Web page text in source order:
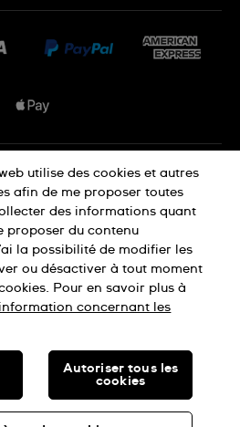
de confidentialité
les cookies
d'utilisation
SWISS MADE
DROITS RÉSERVÉS : MONTRES
utilise des cookies et autres
afin de me proposer toutes
des informations quant
proposer du contenu
la possibilité de modifier les
ou désactiver à tout moment
Pour en savoir plus à
information concernant les
Autoriser tous les
cookies